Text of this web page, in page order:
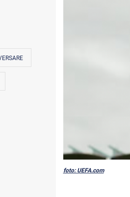
foto: UEFA.com